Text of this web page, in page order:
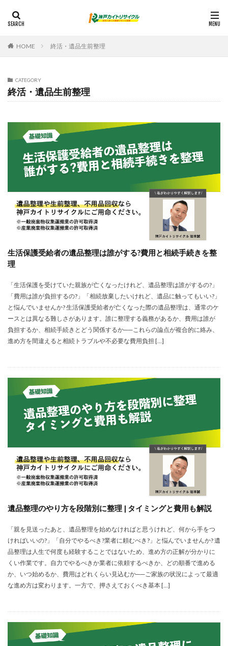
HOME 終活・遺品生前整理
CATEGORY
終活・遺品生前整理
生活保護受給者の遺品整理は誰がする?費用と相続手続きを整
理
「生活保護を受けていた親族が亡くなったけれど、遺品整理は誰がするの?」
「費用は誰が負担するの?」「相続放棄したいけれど、遺品に触ってもいい?」
と悩んでいませんか? 生活保護受給者が亡くなった際の遺品整理は、通常のケ
ースとは異なる難しさがあります。誰に整理する義務があるか、費用は誰が
負担するか、相続手続きとどう関係するか──これらの論点が複合的に絡み、
進め方を間違えると相続トラブルや不必要な費用負担 […]
遺品整理のやり方を段階別に整理 | タイミングと費用も解説
「親を見送ったあと、遺品整理を始めなければと思うけれど、何から手をつ
ければいいの?」「自分でやるべき?業者に頼むべき?」と悩んでいませんか? 遺
品整理は人生で何度も経験することではないため、進め方の正解が分かりに
くい作業です。自力でやるべきか業者に依頼するべきか、どの順番で進める
か、いつ始めるか、費用はどれくらい見込むか──ご家族の状況によって最適
な進め方は変わります。一方で、押さえておくべき基本 […]